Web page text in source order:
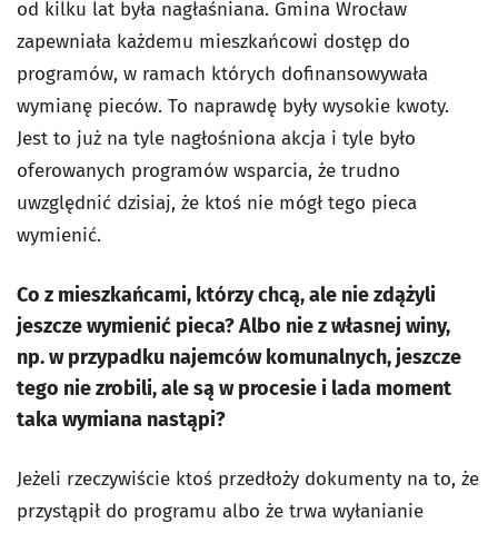
od kilku lat była nagłaśniana. Gmina Wrocław
zapewniała każdemu mieszkańcowi dostęp do
programów, w ramach których dofinansowywała
wymianę pieców. To naprawdę były wysokie kwoty.
Jest to już na tyle nagłośniona akcja i tyle było
oferowanych programów wsparcia, że trudno
uwzględnić dzisiaj, że ktoś nie mógł tego pieca
wymienić.
Co z mieszkańcami, którzy chcą, ale nie zdążyli
jeszcze wymienić pieca? Albo nie z własnej winy,
np. w przypadku najemców komunalnych, jeszcze
tego nie zrobili, ale są w procesie i lada moment
taka wymiana nastąpi?
Jeżeli rzeczywiście ktoś przedłoży dokumenty na to, że
przystąpił do programu albo że trwa wyłanianie